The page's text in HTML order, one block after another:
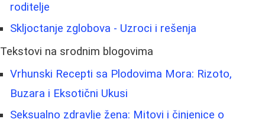
roditelje
Skljoctanje zglobova - Uzroci i rešenja
Tekstovi na srodnim blogovima
Vrhunski Recepti sa Plodovima Mora: Rizoto,
Buzara i Eksotični Ukusi
Seksualno zdravlje žena: Mitovi i činjenice o